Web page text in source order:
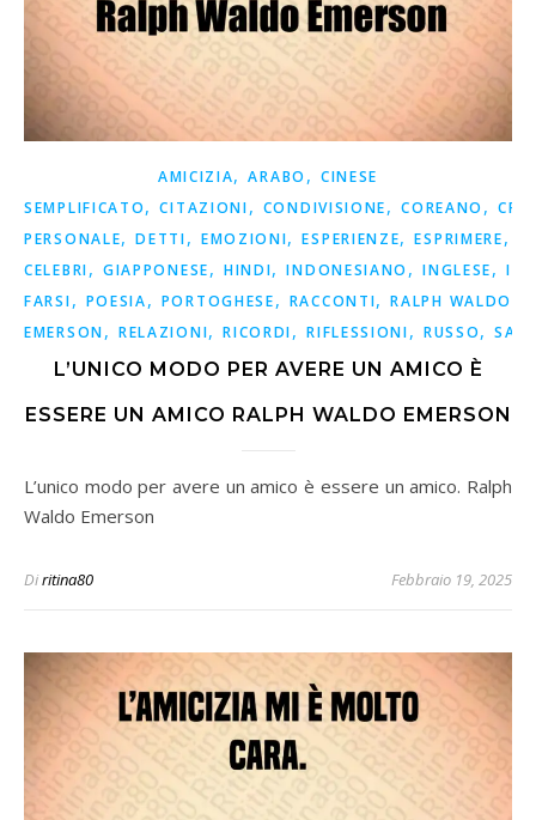
AMICIZIA,ARABO , CINESE
SEMPLIFICATO,CITAZIONI, CONDIVISIONE,COREANO ,
PERSONALE,DETTI, EMOZIONI,ESPERIENZE,ESPRIMERE,
CELEBRI, GIAPPONESE, HINDI,INDONESIANO ,INGLESE,
FARSI, POESIA, PORTOGHESE, RACCONTI,RALPH WALDO
EMERSON, RELAZIONI,RICORDI,RIFLESSIONI, RUSSO,
L’UNICO MODO PER AVERE UN AMICO È
ESSERE UN AMICO RALPH WALDO EMERSON
L’unico modo per avere un amico è essere un amico. Ralph
Waldo Emerson
Diritina80 Febbraio 19, 2025